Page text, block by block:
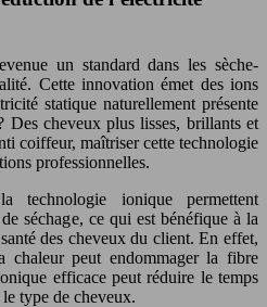
un standard dans les sèche-
Cette innovation émet des ions
statique naturellement présente
Des cheveux plus lisses, brillants et
coiffeur, maîtriser cette technologie
professionnelles.
technologie ionique permettent
séchage, ce qui est bénéfique à la
des cheveux du client. En effet,
chaleur peut endommager la fibre
efficace peut réduire le temps
type de cheveux.